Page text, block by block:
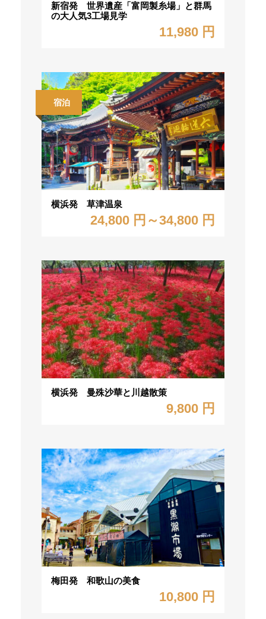
新宿発 世界遺産「富岡製糸場」と群馬
の大人気3工場見学
11,980 円
宿泊
横浜発 草津温泉
24,800 円～34,800 円
横浜発 曼殊沙華と川越散策
9,800 円
梅田発 和歌山の美食
10,800 円